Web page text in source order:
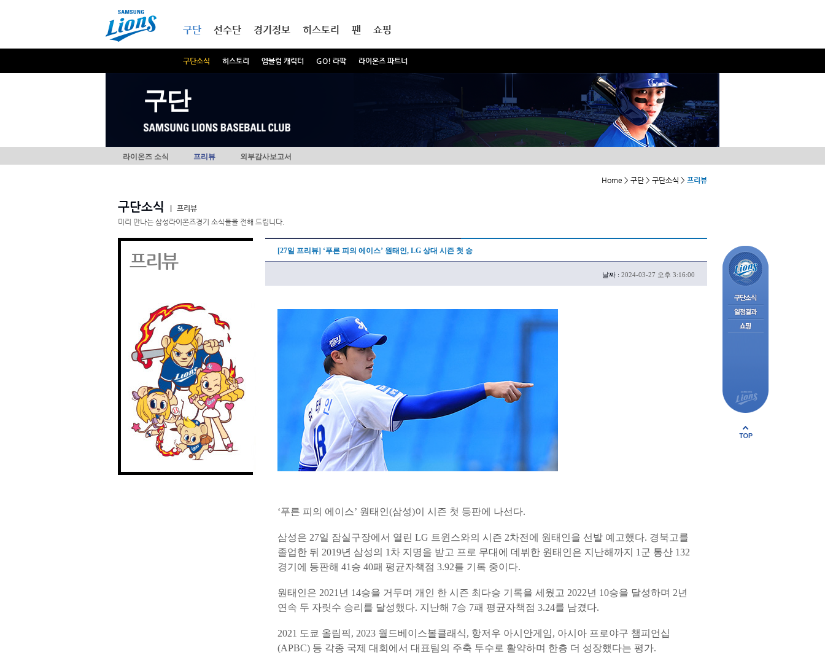
구단
구단소식 히스토리 엠블럼 캐릭터 GO! 라팍 라이온즈 파트너
선수단 경기정보 히스토리 팬 쇼핑
구단
라이온즈 소식 프리뷰 외부감사보고서
Home > 구단 > 구단소식 > 프리뷰
구단소식
프리뷰
미리 만나는 삼성라이온즈경기 소식들을 전해 드립니다.
프리뷰 [27일 프리뷰] ‘푸른 피의 에이스’ 원태인, LG 상대 시즌 첫 승
날짜 : 2024-03-27 오후 3:16:00
‘푸른 피의 에이스’ 원태인(삼성)이 시즌 첫 등판에 나선다.
삼성은 27일 잠실구장에서 열린 LG 트윈스와의 시즌 2차전에 원태인을 선발 예고했다. 경북고를
졸업한 뒤 2019년 삼성의 1차 지명을 받고 프로 무대에 데뷔한 원태인은 지난해까지 1군 통산 132
경기에 등판해 41승 40패 평균자책점 3.92를 기록 중이다.
원태인은 2021년 14승을 거두며 개인 한 시즌 최다승 기록을 세웠고 2022년 10승을 달성하며 2년
연속 두 자릿수 승리를 달성했다. 지난해 7승 7패 평균자책점 3.24를 남겼다.
2021 도쿄 올림픽, 2023 월드베이스볼클래식, 항저우 아시안게임, 아시아 프로야구 챔피언십
(APBC) 등 각종 국제 대회에서 대표팀의 주축 투수로 활약하며 한층 더 성장했다는 평가.